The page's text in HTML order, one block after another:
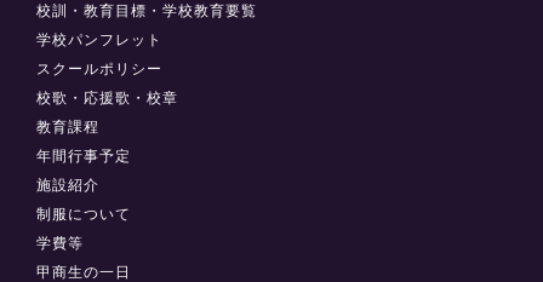
校訓・教育目標・学校教育要覧
学校パンフレット
スクールポリシー
校歌・応援歌・校章
教育課程
年間行事予定
施設紹介
制服について
学費等
甲商生の一日